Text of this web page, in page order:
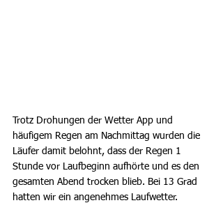
Trotz Drohungen der Wetter App und
häufigem Regen am Nachmittag wurden die
Läufer damit belohnt, dass der Regen 1
Stunde vor Laufbeginn aufhörte und es den
gesamten Abend trocken blieb. Bei 13 Grad
hatten wir ein angenehmes Laufwetter.